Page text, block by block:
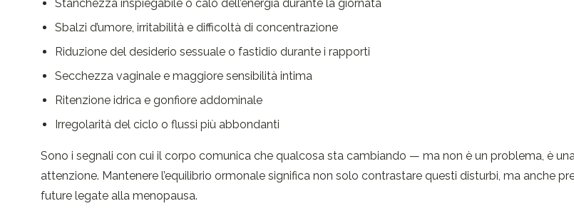
Stanchezza inspiegabile o calo dell’energia durante la giornata
Sbalzi d’umore, irritabilità e difficoltà di concentrazione
Riduzione del desiderio sessuale o fastidio durante i rapporti
Secchezza vaginale e maggiore sensibilità intima
Ritenzione idrica e gonfiore addominale
Irregolarità del ciclo o flussi più abbondanti
Sono i segnali con cui il corpo comunica che qualcosa sta cambiando — ma non è un problema, è
attenzione. Mantenere l’equilibrio ormonale significa non solo contrastare questi disturbi, ma anche
future legate alla menopausa.